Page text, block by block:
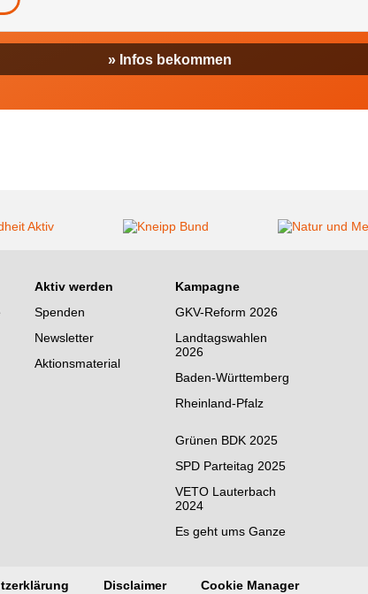
» Infos bekommen
Aktiv werden
Spenden
Newsletter
Aktionsmaterial
Kampagne
GKV-Reform 2026
Landtagswahlen
2026
Baden-Württemberg
Rheinland-Pfalz
Grünen BDK 2025
SPD Parteitag 2025
VETO Lauterbach
2024
Es geht ums Ganze
Disclaimer Cookie Manager